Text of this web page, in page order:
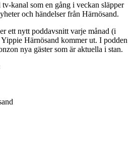
kanal som en gång i veckan släpper
och händelser från Härnösand.
ett nytt poddavsnitt varje månad (i
Härnösand kommer ut. I podden
nya gäster som är aktuella i stan.